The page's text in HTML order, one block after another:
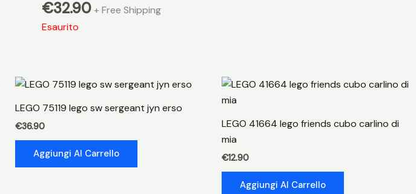
€32.90 + Free Shipping
Esaurito
LEGO 75119 lego sw sergeant jyn erso
€36.90
Aggiungi Al Carrello
LEGO 41664 lego friends cubo carlino di
mia
€12.90
Aggiungi Al Carrello